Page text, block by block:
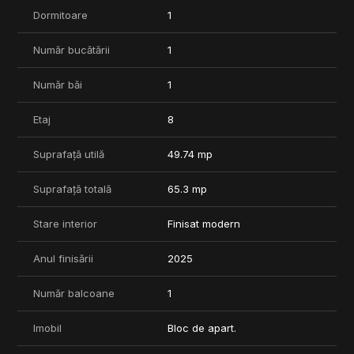
Ideal atât pentru locuit, cât și pentru investiție.
Proiectul oferă o gamă variată de apartamente, de la studiouri și
apartamente cu 2, 3 sau 4 camere, până la duplexuri și
apartamente cu grădină.
Pentru mai multe informatii nu ezitati sa ne contactati.
Dormitoare 1
Număr bucătării 1
Număr băi 1
Etaj 8
Suprafață utilă 49.74 mp
Suprafață totală 65.3 mp
Stare interior Finisat modern
Anul finisării 2025
Număr balcoane 1
Imobil Bloc de apart.